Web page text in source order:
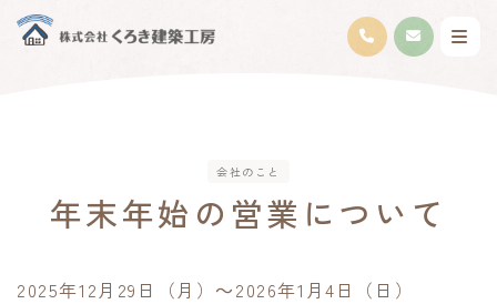
会社のこと
年末年始の営業について
2025年12月29日（月）～2026年1月4日（日）